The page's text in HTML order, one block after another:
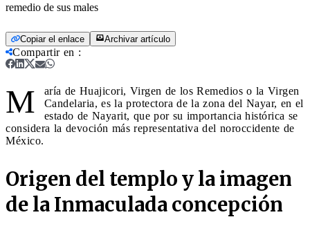
remedio de sus males
Copiar el enlace Archivar artículo
Compartir en :
M
aría de Huajicori, Virgen de los Remedios o la Virgen
Candelaria, es la protectora de la zona del Nayar, en el
estado de Nayarit, que por su importancia histórica se
considera la devoción más representativa del noroccidente de
México.
Origen del templo y la imagen
de la Inmaculada concepción